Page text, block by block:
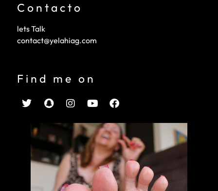
Contacto
lets Talk
contact@yelahiag.com
Find me on